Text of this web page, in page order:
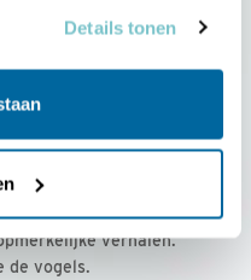
Details tonen
€ 36,00 per jaar
leden, met
verhalen.
de vogels.